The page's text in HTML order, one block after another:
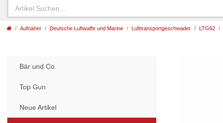
Aufnäher Deutsche Luftwaffe und Marine Lufttransportgeschwader LTG62
Bär und Co.
Top Gun
Neue Artikel